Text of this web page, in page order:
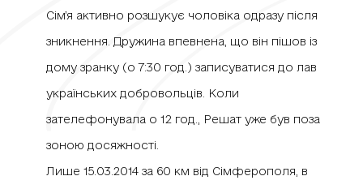
Сім’я активно розшукує чоловіка одразу після
зникнення. Дружина впевнена, що він пішов із
дому зранку (о 7:30 год.) записуватися до лав
українських добровольців. Коли
зателефонувала о 12 год., Решат уже був поза
зоною досяжності.
Лише 15.03.2014 за 60 км від Сімферополя, в